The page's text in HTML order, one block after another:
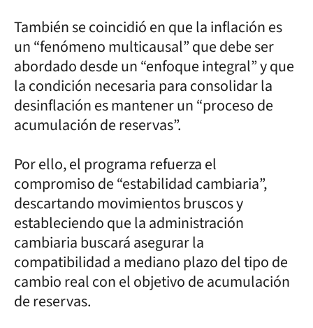
También se coincidió en que la inflación es
un “fenómeno multicausal” que debe ser
abordado desde un “enfoque integral” y que
la condición necesaria para consolidar la
desinflación es mantener un “proceso de
acumulación de reservas”.
Por ello, el programa refuerza el
compromiso de “estabilidad cambiaria”,
descartando movimientos bruscos y
estableciendo que la administración
cambiaria buscará asegurar la
compatibilidad a mediano plazo del tipo de
cambio real con el objetivo de acumulación
de reservas.